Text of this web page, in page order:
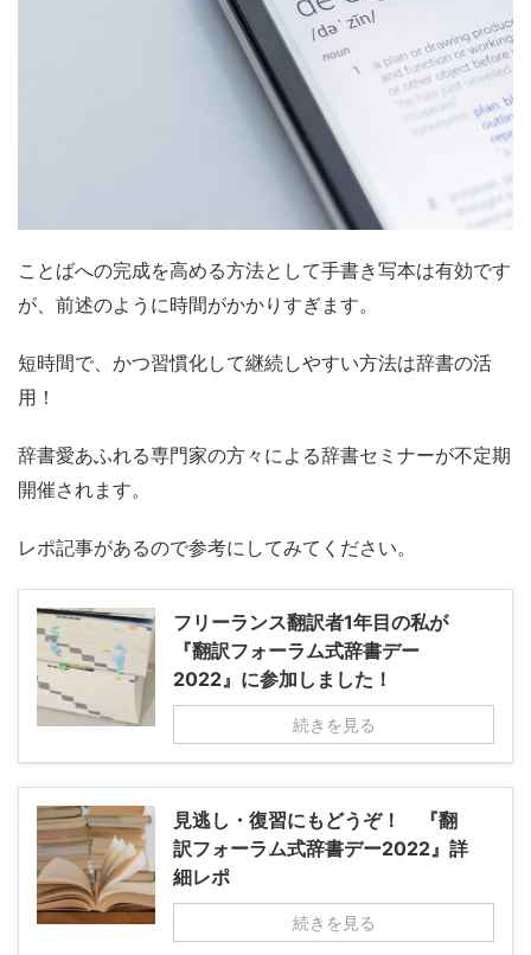
ことばへの完成を高める方法として手書き写本は有効です
が、前述のように時間がかかりすぎます。
短時間で、かつ習慣化して継続しやすい方法は辞書の活
用！
辞書愛あふれる専門家の方々による辞書セミナーが不定期
開催されます。
レポ記事があるので参考にしてみてください。
フリーランス翻訳者1年目の私が
『翻訳フォーラム式辞書デー
2022』に参加しました！
続きを見る
見逃し・復習にもどうぞ！ 『翻
訳フォーラム式辞書デー2022』詳
細レポ
続きを見る